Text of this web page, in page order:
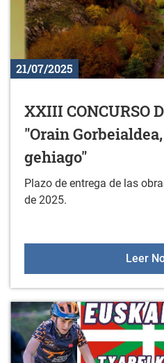
21/07/2025
XXIII CONCURSO
"Orain
gehiago"
Plazo de entrega de las
de 2025.
Leer